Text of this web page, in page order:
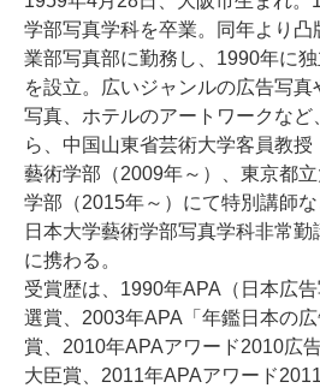
学部写真学科を卒業。同年より
業部写真部に勤務し、1990年に
を設立。広いジャンルの広告写
写真、ホテルのアートワークな
ら、中国山東省芸術大学客員教
藝術学部（2009年～）、東京都
学部（2015年～）にて特別講師
日本大学藝術学部写真学科非常
に携わる。
受賞歴は、1990年APA（日本広
選賞、2003年APA「年鑑日本の
賞、2010年APAアワード2010広
大臣賞、2011年APAアワード